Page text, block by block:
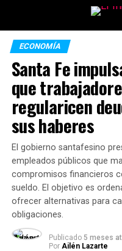
ECONOMÍA
Santa Fe
que
regularicen
sus haberes
El gobierno santafesino
empleados públicos que
compromisos financieros
sueldo. El objetivo es
ofrecer alternativas para
obligaciones.
Publicado 5 meses
Por Ailén Lazarte